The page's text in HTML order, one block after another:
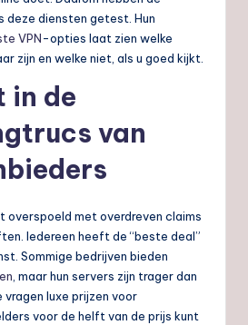
deze diensten getest. Hun
VPN-opties laat zien welke
zijn en welke niet, als u goed kijkt.
in de
van
overspoeld met overdreven claims
Iedereen heeft de “beste deal”
Sommige bedrijven bieden
, maar hun servers zijn trager dan
luxe prijzen voor
voor de helft van de prijs kunt